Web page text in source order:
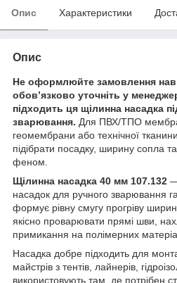
Опис Характеристики
Опис
Не оформлюйте замовлення
обов’язково уточніть у
підходить ця щілинна насадка
зварювання. Для ПВХ/ТПО
геомембрани або технічної
підібрати посадку, ширину сопла та
феном.
Щілинна насадка 40 мм 107.132
насадок для ручного зварювання
формує рівну смугу прогріву
якісно проварювати прямі шви,
примикання на полімерних
Насадка добре підходить для
майстрів з тентів, лайнерів,
використовують там, де потрібен